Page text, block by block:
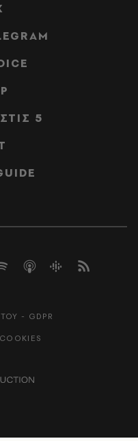
5
- GDPR